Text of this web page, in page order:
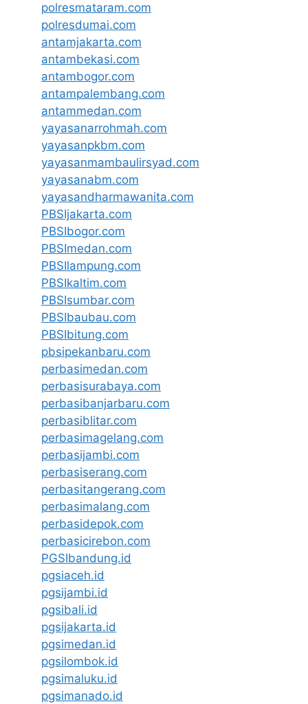
polresmataram.com
polresdumai.com
antamjakarta.com
antambekasi.com
antambogor.com
antampalembang.com
antammedan.com
yayasanarrohmah.com
yayasanpkbm.com
yayasanmambaulirsyad.com
yayasanabm.com
yayasandharmawanita.com
PBSIjakarta.com
PBSIbogor.com
PBSImedan.com
PBSIlampung.com
PBSIkaltim.com
PBSIsumbar.com
PBSIbaubau.com
PBSIbitung.com
pbsipekanbaru.com
perbasimedan.com
perbasisurabaya.com
perbasibanjarbaru.com
perbasiblitar.com
perbasimagelang.com
perbasijambi.com
perbasiserang.com
perbasitangerang.com
perbasimalang.com
perbasidepok.com
perbasicirebon.com
PGSIbandung.id
pgsiaceh.id
pgsijambi.id
pgsibali.id
pgsijakarta.id
pgsimedan.id
pgsilombok.id
pgsimaluku.id
pgsimanado.id